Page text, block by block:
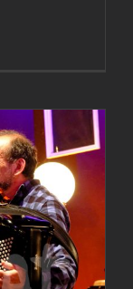
Uzestival